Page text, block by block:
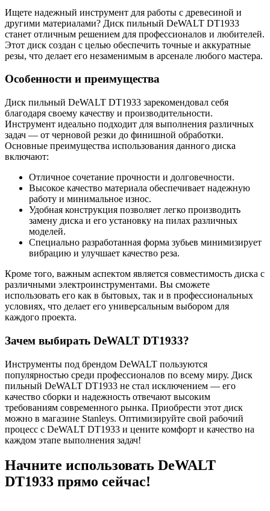
Ищете надежный инструмент для работы с древесиной и
другими материалами? Диск пильный DeWALT DT1933
станет отличным решением для профессионалов и любителей.
Этот диск создан с целью обеспечить точные и аккуратные
резы, что делает его незаменимым в арсенале любого мастера.
Особенности и преимущества
Диск пильный DeWALT DT1933 зарекомендовал себя
благодаря своему качеству и производительности.
Инструмент идеально подходит для выполнения различных
задач — от черновой резки до финишной обработки.
Основные преимущества использования данного диска
включают:
Отличное сочетание прочности и долговечности.
Высокое качество материала обеспечивает надежную
работу и минимальное износ.
Удобная конструкция позволяет легко производить
замену диска и его установку на пилах различных
моделей.
Специально разработанная форма зубьев минимизирует
вибрацию и улучшает качество реза.
Кроме того, важным аспектом является совместимость диска с
различными электроинструментами. Вы сможете
использовать его как в бытовых, так и в профессиональных
условиях, что делает его универсальным выбором для
каждого проекта.
Зачем выбирать DeWALT DT1933?
Инструменты под брендом DeWALT пользуются
популярностью среди профессионалов по всему миру. Диск
пильный DeWALT DT1933 не стал исключением — его
качество сборки и надежность отвечают высоким
требованиям современного рынка. Приобрести этот диск
можно в магазине Stanleys. Оптимизируйте свой рабочий
процесс с DeWALT DT1933 и цените комфорт и качество на
каждом этапе выполнения задач!
Начните использовать DeWALT
DT1933 прямо сейчас!